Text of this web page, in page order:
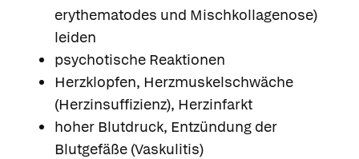
erythematodes und Mischkollagenose)
leiden
psychotische Reaktionen
Herzklopfen, Herzmuskelschwäche
(Herzinsuffizienz), Herzinfarkt
hoher Blutdruck, Entzündung der
Blutgefäße (Vaskulitis)